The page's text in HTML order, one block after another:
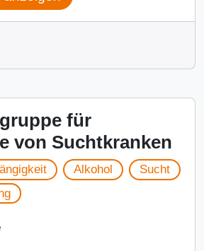
für
von Suchtkranken
Alkohol
Sucht